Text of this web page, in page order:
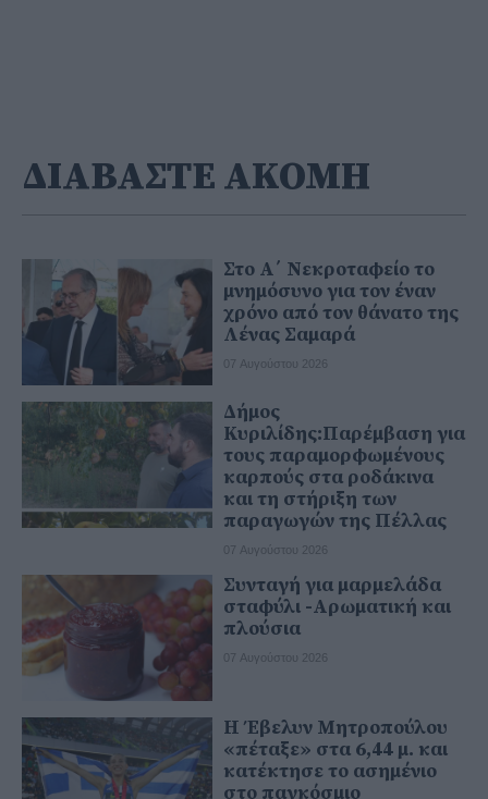
ΔΙΑΒΑΣΤΕ ΑΚΟΜΗ
Στο Α΄ Νεκροταφείο το
μνημόσυνο για τον έναν
χρόνο από τον θάνατο της
Λένας Σαμαρά
07 Αυγούστου 2026
Δήμος
Κυριλίδης:Παρέμβαση για
τους παραμορφωμένους
καρπούς στα ροδάκινα
και τη στήριξη των
παραγωγών της Πέλλας
07 Αυγούστου 2026
Συνταγή για μαρμελάδα
σταφύλι -Αρωματική και
πλούσια
07 Αυγούστου 2026
Η Έβελυν Μητροπούλου
«πέταξε» στα 6,44 μ. και
κατέκτησε το ασημένιο
στο παγκόσμιο